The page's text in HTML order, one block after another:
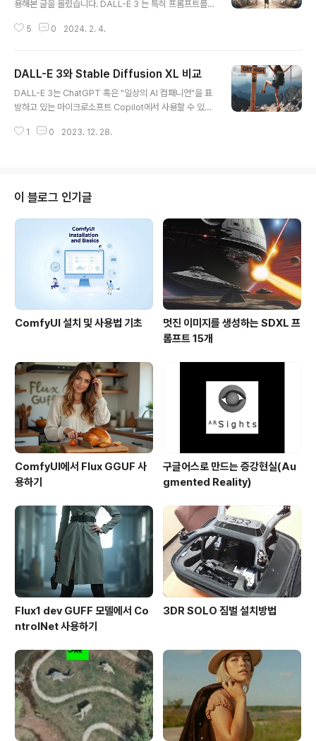
용해본 글을 올렸습니다. DALL-E 3 는 특히 프롬프트를
를 수정하는 기능이 없고 크기를 변경할 수 없다는 점이 단
달러)인 ChatGPT 4에서 DALL-E 3를 테스트해보겠습
니다. 제가 하는 일 때문에 한달간 유료 결재를 했거든요.
사실 ChatGPT 4를 계속 사용한다면야 한달 20달러가
사용하는 입장에서는 그냥 아깝죠. 테스트 방법은 예전 글
5 0 2024. 2. 4.
DALL-E 3와 Stable Diffusion XL 비교
DALL-E 3는 ChatGPT 혹은 "일상의 AI 컴패니언"을 표
방하고 있는 마이크로소프트 Copilot에서 사용할 수 있습
점을 비교해 보겠습니다. 아래는 이 글의 목차입니다.DAL
를 사용한 스테이블 디퓨전 개선DALL-E 3란DALL-E 3
는 텍스트 문장을 이미지로 변환해주는 text-to-image
생성형 인공지능입니다. DALL-E 3의 학습 방법이나 모델
아키텍처는 제임스 벧커와 동료들이 저술한 "Improving I
mage Generation with Bette..
1 0 2023. 12. 28.
이 블로그 인기글
ComfyUI 설치 및 사용법 기초
멋진 이미지를 생성하는 SDXL 프
롬프트 15개
ComfyUI에서 Flux GGUF 사
용하기
구글어스로 만드는 증강현실(Au
gmented Reality)
Flux1 dev GUFF 모델에서 Co
ntrolNet 사용하기
3DR SOLO 짐벌 설치방법